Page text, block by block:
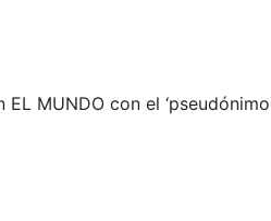
MUNDO con el ‘pseudónimo